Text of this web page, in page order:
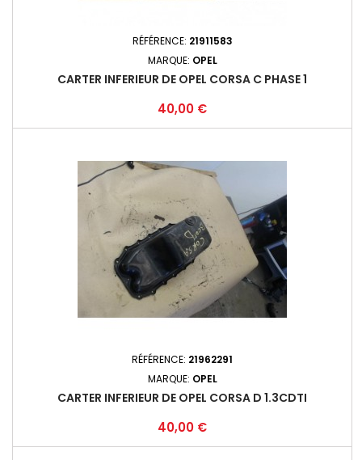
RÉFÉRENCE: 21911583
MARQUE: OPEL
CARTER INFERIEUR DE OPEL CORSA C PHASE 1
Prix
40,00 €
RÉFÉRENCE: 21962291
MARQUE: OPEL
CARTER INFERIEUR DE OPEL CORSA D 1.3CDTI
Prix
40,00 €